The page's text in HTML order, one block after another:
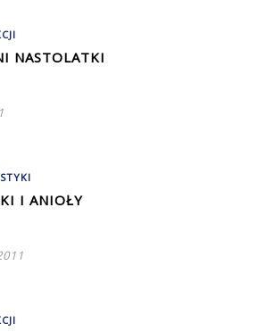
NASTOLATKI
I ANIOŁY